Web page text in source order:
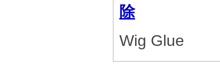
除
Wig Glue